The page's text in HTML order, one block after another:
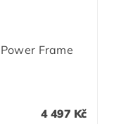
Frame
4 497 Kč